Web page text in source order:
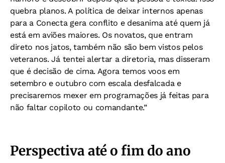
quebra planos. A política de deixar internos apenas
para a Conecta gera conflito e desanima até quem já
está em aviões maiores. Os novatos, que entram
direto nos jatos, também não são bem vistos pelos
veteranos. Já tentei alertar a diretoria, mas disseram
que é decisão de cima. Agora temos voos em
setembro e outubro com escala desfalcada e
precisaremos mexer em programações já feitas para
não faltar copiloto ou comandante.”
Perspectiva até o fim do ano